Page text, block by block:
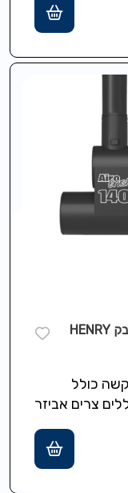
כולל
מחמד. אביזר 140 לחללים צרים אביזר